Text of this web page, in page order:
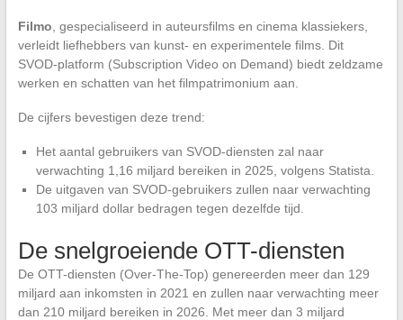
Filmo , gespecialiseerd in auteursfilms en cinema klassiekers,
verleidt liefhebbers van kunst- en experimentele films. Dit
SVOD-platform (Subscription Video on Demand) biedt zeldzame
werken en schatten van het filmpatrimonium aan.
De cijfers bevestigen deze trend:
Het aantal gebruikers van SVOD-diensten zal naar
verwachting 1,16 miljard bereiken in 2025, volgens Statista.
De uitgaven van SVOD-gebruikers zullen naar verwachting
103 miljard dollar bedragen tegen dezelfde tijd.
De snelgroeiende OTT-diensten
De OTT-diensten (Over-The-Top) genereerden meer dan 129
miljard aan inkomsten in 2021 en zullen naar verwachting meer
dan 210 miljard bereiken in 2026. Met meer dan 3 miljard